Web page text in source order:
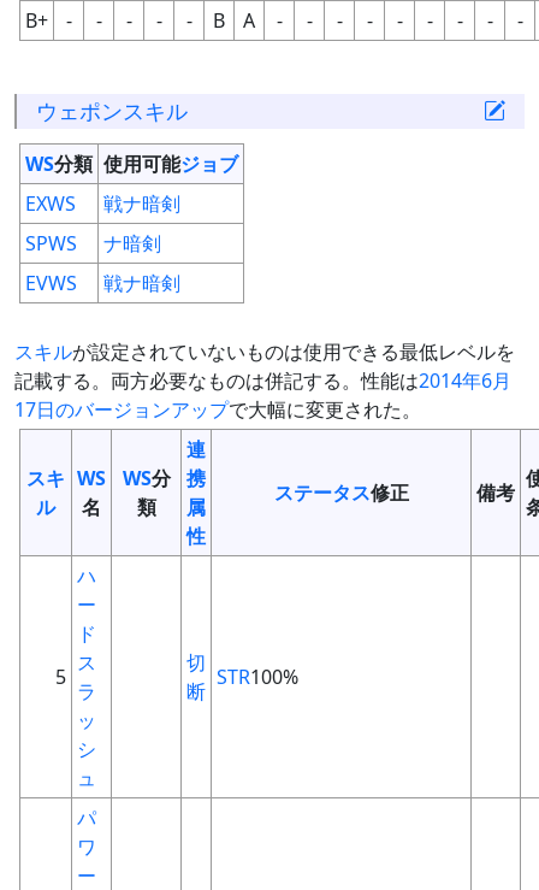
B+
- - - - - B A - - - - - - - - -
ウェポンスキル
WS分類 使用可能ジョブ
EXWS
戦ナ暗剣
SPWS
ナ暗剣
EVWS
戦ナ暗剣
スキルが設定されていないものは使用できる最低レベルを
記載する。両方必要なものは併記する。性能は2014年6月
17日のバージョンアップで大幅に変更された。
スキ
ル
WS
名
WS分
類
連
携
属
性
ステータス修正 備考
5
ハ
ー
ド
ス
ラ
ッ
シ
ュ
切
断
STR100%
パ
ワ
ー